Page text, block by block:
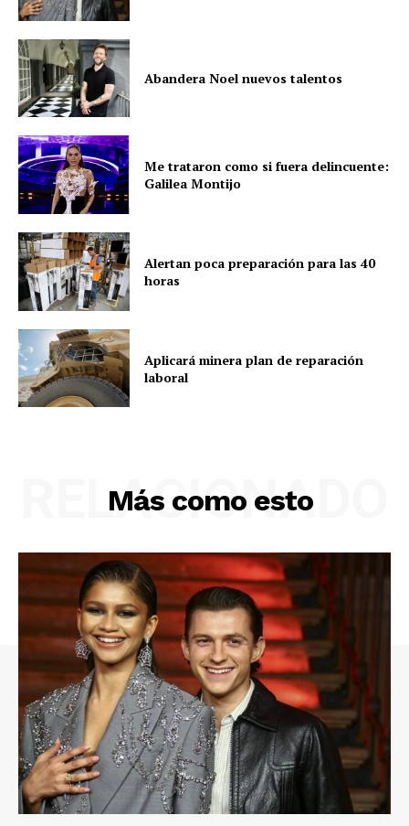
Abandera Noel nuevos talentos
Me trataron como si fuera delincuente:
Galilea Montijo
Alertan poca preparación para las 40
horas
Aplicará minera plan de reparación
laboral
Más como esto
RELACIONADO